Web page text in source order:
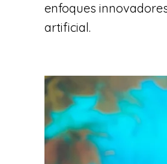
enfoques
artificial.